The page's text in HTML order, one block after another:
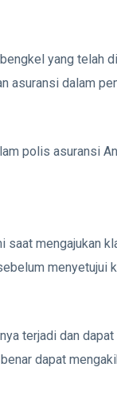
yang telah
asuransi dalam
polis asuransi
mengajukan
menyetujui
terjadi dan
dapat